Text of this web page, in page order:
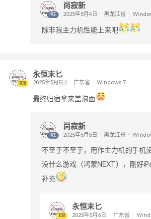
博主
尚寂新
黑龙江省
除非我主力机性能上来吧
友链
永恒末匕
广东省 Windows 7
最终归宿拿来盖泡面
博主
尚寂新
黑龙江省
不至于不至于，用作主力机的手机
没什么游戏（鸿蒙NEXT），刚好
补充
友链
永恒末匕
广东省